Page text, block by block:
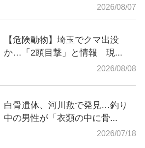
2026/08/07
【危険動物】埼玉でクマ出没
か…「2頭目撃」と情報 現...
2026/08/08
白骨遺体、河川敷で発見…釣り
中の男性が「衣類の中に骨...
2026/07/18